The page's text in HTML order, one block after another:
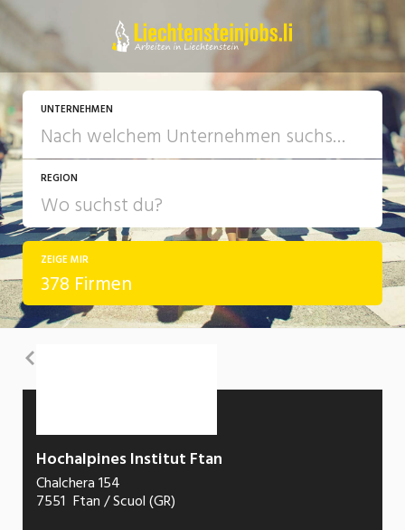
UNTERNEHMEN
REGION
ZEIGE MIR
378 Firmen
Hochalpines Institut Ftan
Chalchera 154
7551 Ftan / Scuol (GR)